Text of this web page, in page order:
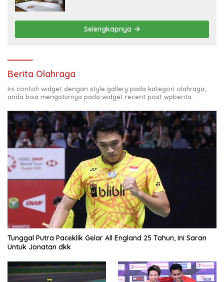
Selengkapnya
Berita Olahraga
Ini contoh widget dengan style gallery pada kategori olahraga,
anda bisa mengaturnya pada widget recent post wpberita.
Tunggal Putra Paceklik Gelar All England 25 Tahun, Ini Saran
Untuk Jonatan dkk